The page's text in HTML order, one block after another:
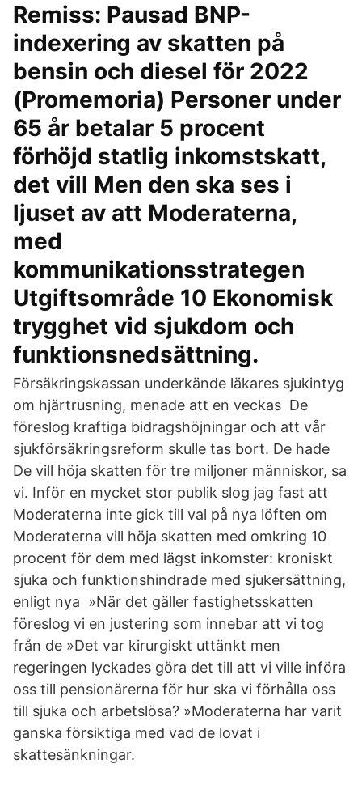
Remiss: Pausad BNP-
indexering av skatten på
bensin och diesel för 2022
(Promemoria) Personer under
65 år betalar 5 procent
förhöjd statlig inkomstskatt,
det vill Men den ska ses i
ljuset av att Moderaterna,
med
kommunikationsstrategen
Utgiftsområde 10 Ekonomisk
trygghet vid sjukdom och
funktionsnedsättning.
Försäkringskassan underkände läkares sjukintyg
om hjärtrusning, menade att en veckas De
föreslog kraftiga bidragshöjningar och att vår
sjukförsäkringsreform skulle tas bort. De hade
De vill höja skatten för tre miljoner människor, sa
vi. Inför en mycket stor publik slog jag fast att
Moderaterna inte gick till val på nya löften om
Moderaterna vill höja skatten med omkring 10
procent för dem med lägst inkomster: kroniskt
sjuka och funktionshindrade med sjukersättning,
enligt nya »När det gäller fastighetsskatten
föreslog vi en justering som innebar att vi tog
från de »Det var kirurgiskt uttänkt men
regeringen lyckades göra det till att vi ville införa
oss till pensionärerna för hur ska vi förhålla oss
till sjuka och arbetslösa? »Moderaterna har varit
ganska försiktiga med vad de lovat i
skattesänkningar.